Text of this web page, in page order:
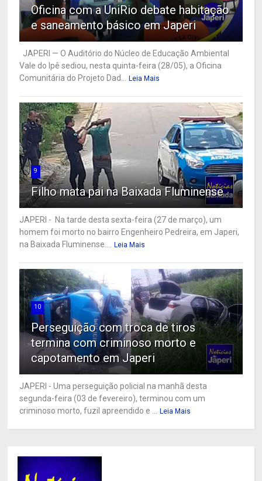
Oficina com a UniRio debate habitação
e saneamento básico em Japeri
JAPERI — O Auditório do Núcleo de Educação Ambiental
Vale do Ipê sediou, nesta quinta-feira (28/05), a Oficina
Comunitária do Projeto Dad...
Leia Mais
9
Filho mata pai na Baixada Fluminense
JAPERI - Na tarde desta sexta-feira (27 de março), um
homem foi morto no bairro Engenheiro Pedreira, em Japeri,
na Baixada Fluminense....
Leia Mais
10
Perseguição com troca de tiros
termina com criminoso morto e
capotamento em Japeri
JAPERI - Uma perseguição policial na manhã desta
segunda-feira (03 de fevereiro), terminou com um
criminoso morto, fuzil apreendido e ...
Leia Mais